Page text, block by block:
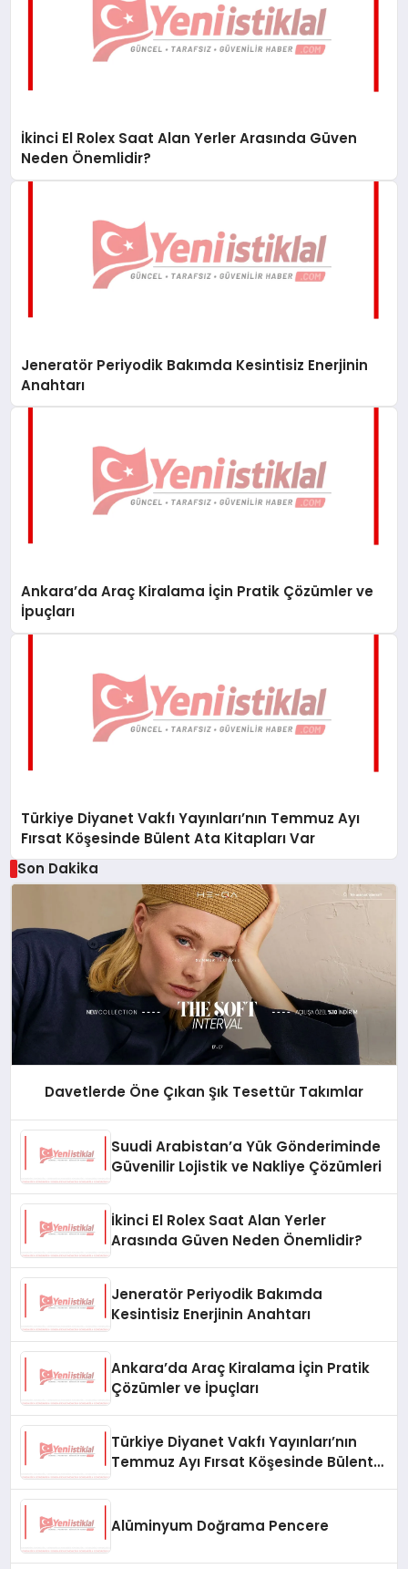
İkinci El Rolex Saat Alan Yerler Arasında Güven
Neden Önemlidir?
Jeneratör Periyodik Bakımda Kesintisiz Enerjinin
Anahtarı
Ankara’da Araç Kiralama İçin Pratik Çözümler ve
İpuçları
Türkiye Diyanet Vakfı Yayınları’nın Temmuz Ayı
Fırsat Köşesinde Bülent Ata Kitapları Var
Son Dakika
Davetlerde Öne Çıkan Şık Tesettür Takımlar
Suudi Arabistan’a Yük Gönderiminde
Güvenilir Lojistik ve Nakliye Çözümleri
İkinci El Rolex Saat Alan Yerler
Arasında Güven Neden Önemlidir?
Jeneratör Periyodik Bakımda
Kesintisiz Enerjinin Anahtarı
Ankara’da Araç Kiralama İçin Pratik
Çözümler ve İpuçları
Türkiye Diyanet Vakfı Yayınları’nın
Temmuz Ayı Fırsat Köşesinde Bülent
Alüminyum Doğrama Pencere